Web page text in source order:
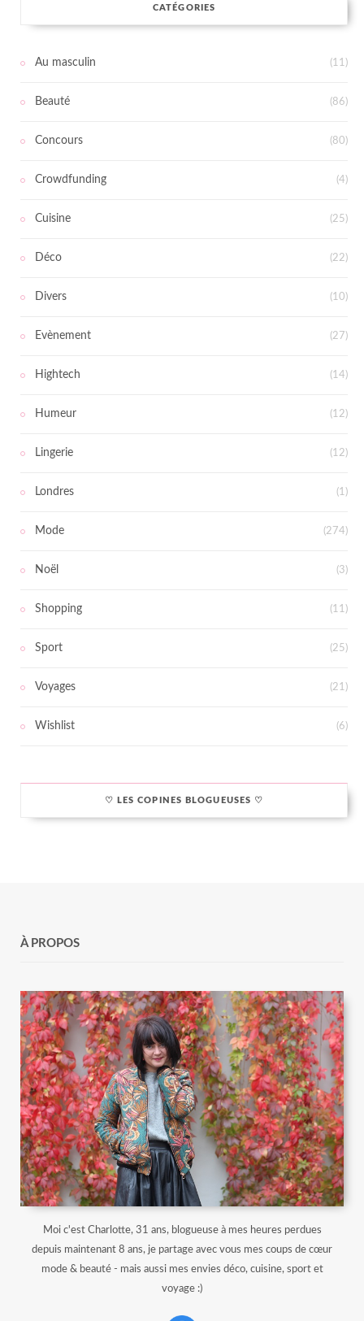
CATÉGORIES
Au masculin (11)
Beauté (86)
Concours (80)
Crowdfunding (4)
Cuisine (25)
Déco (22)
Divers (10)
Evènement (27)
Hightech (14)
Humeur (12)
Lingerie (12)
Londres (1)
Mode (274)
Noël (3)
Shopping (11)
Sport (25)
Voyages (21)
Wishlist (6)
♡ LES COPINES BLOGUEUSES ♡
À PROPOS
Moi c'est Charlotte, 31 ans, blogueuse à mes heures perdues
depuis maintenant 8 ans, je partage avec vous mes coups de cœur
mode & beauté - mais aussi mes envies déco, cuisine, sport et
voyage :)